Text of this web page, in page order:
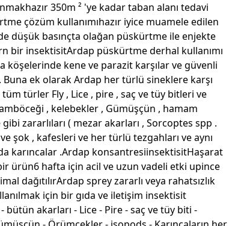
350m ² 'ye kadar taban alanı tedavi
çözüm kullanımıhazır iyice muamele edilen
düşük basınçta olağan püskürtme ile enjekte
bir insektisitArdap püskürtme derhal kullanımı
köşelerinde kene ve parazit karşılar ve güvenli
ek olarak Ardap her türlü sineklere karşı
türler Fly , Lice , pire , saç ve tüy bitleri ve
, kelebekler , Gümüşçün , hamam
zararlıları ( mezar akarları , Sorcoptes spp .
şok , kafesleri ve her türlü tezgahları ve aynı
karıncalar .Ardap konsantresiinsektisitHaşarat
ürün6 hafta için acil ve uzun vadeli etki upince
dağıtılırArdap sprey zararlı veya rahatsızlık
için bir gıda ve iletişim insektisit
akarları - Lice - Pire - saç ve tüy biti -